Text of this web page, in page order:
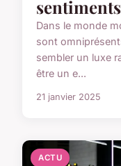
Dans le monde
sont
sembler un luxe
être un e...
21 janvier 2025
ACTU